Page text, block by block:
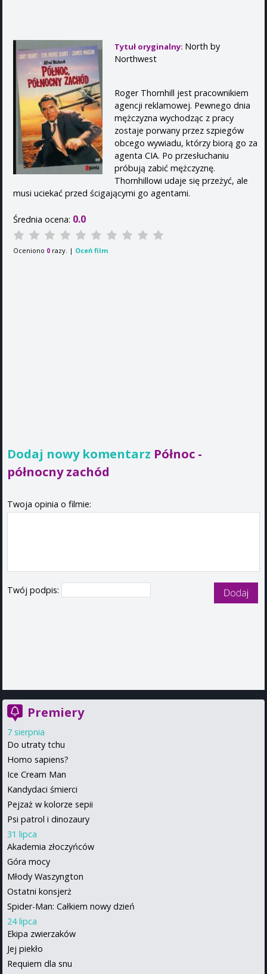
Tytuł oryginalny: North by
Northwest
Roger Thornhill jest pracownikiem
agencji reklamowej. Pewnego dnia
mężczyzna wychodząc z pracy
zostaje porwany przez szpiegów
obcego wywiadu, którzy biorą go za
agenta CIA. Po przesłuchaniu
próbują zabić mężczyznę.
Thornhillowi udaje się przeżyć, ale
musi uciekać przed ścigającymi go agentami.
Średnia ocena: 0.0
Oceniono 0 razy. | Oceń film
Dodaj nowy komentarz Północ -
północny zachód
Twoja opinia o filmie:
Twój podpis:
Premiery
7 sierpnia
Do utraty tchu
Homo sapiens?
Ice Cream Man
Kandydaci śmierci
Pejzaż w kolorze sepii
Psi patrol i dinozaury
31 lipca
Akademia złoczyńców
Góra mocy
Młody Waszyngton
Ostatni konsjerż
Spider-Man: Całkiem nowy dzień
24 lipca
Ekipa zwierzaków
Jej piekło
Requiem dla snu